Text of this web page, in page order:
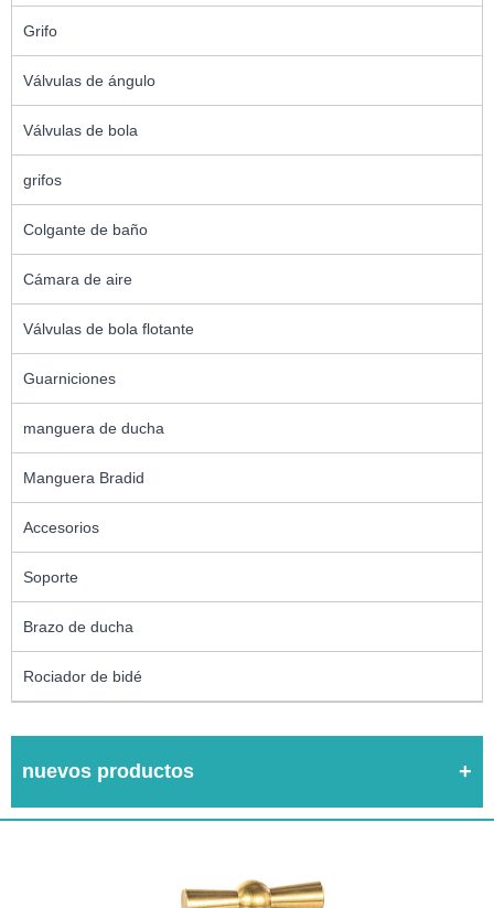
Grifo
Válvulas de ángulo
Válvulas de bola
grifos
Colgante de baño
Cámara de aire
Válvulas de bola flotante
Guarniciones
manguera de ducha
Manguera Bradid
Accesorios
Soporte
Brazo de ducha
Rociador de bidé
nuevos productos